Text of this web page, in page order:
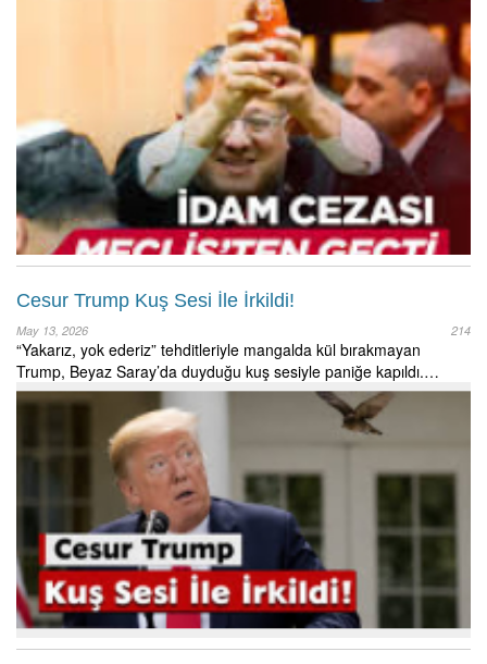
Cesur Trump Kuş Sesi İle İrkildi!
May 13, 2026 214
“Yakarız, yok ederiz” tehditleriyle mangalda kül bırakmayan
Trump, Beyaz Saray’da duyduğu kuş sesiyle paniğe kapıldı.…